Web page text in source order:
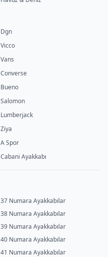
Dgn
Vicco
Vans
Converse
Bueno
Salomon
Lumberjack
Ziya
A Spor
Cabani Ayakkabı
37 Numara Ayakkabılar
38 Numara Ayakkabılar
39 Numara Ayakkabılar
40 Numara Ayakkabılar
41 Numara Ayakkabılar